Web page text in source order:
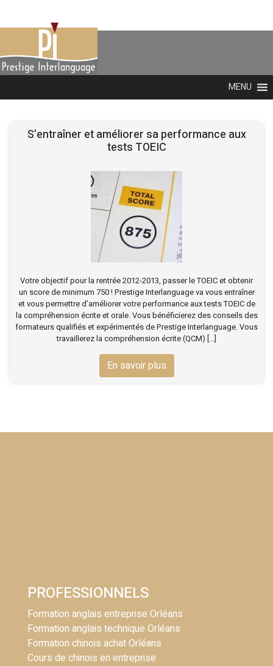
MENU
S’entraîner et améliorer sa performance aux
tests TOEIC
Votre objectif pour la rentrée 2012-2013, passer le TOEIC et obtenir
un score de minimum 750 ! Prestige Interlanguage va vous entraîner
et vous permettre d’améliorer votre performance aux tests TOEIC de
la compréhension écrite et orale. Vous bénéficierez des conseils des
formateurs qualifiés et expérimentés de Prestige Interlanguage. Vous
travaillerez la compréhension écrite (QCM) [...]
En savoir plus
PROFESSIONNELS
Formation anglais entreprise Orléans
Formation anglais technique Orléans
Formation chinois achat Orléans
Cours de chinois en entreprise